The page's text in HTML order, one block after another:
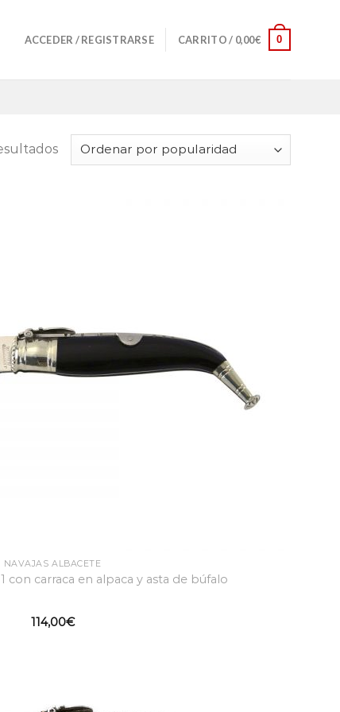
ACCEDER / REGISTRARSE CARRITO / 0,00€ 0
NAVAJAS ALBACETE
1 con carraca en alpaca y asta de búfalo
114,00€